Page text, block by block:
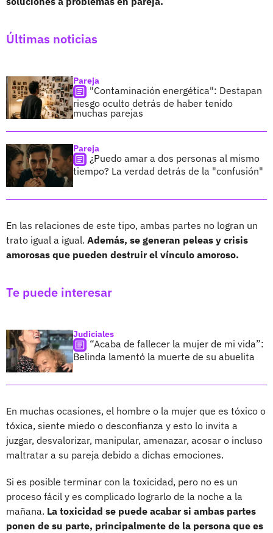
Últimas noticias
Pareja
"Contaminación energética": Destapan
riesgo oculto detrás de haber tenido
muchas parejas
Pareja
¿Puedo amar a dos personas al mismo
tiempo? La verdad detrás de la "confusión"
En las relaciones de este tipo, ambas partes no logran un
trato igual a igual. Además, se generan peleas y crisis
amorosas que pueden destruir el vínculo amoroso.
Te puede interesar
Judiciales
“Acaba de fallecer la mujer de mi vida”:
Belinda lamentó la muerte de su abuelita
En muchas ocasiones, el hombre o la mujer que es tóxico o
tóxica, siente miedo o desconfianza y esto lo invita a
juzgar, desvalorizar, manipular, amenazar, acosar o incluso
maltratar a su pareja debido a dichas emociones.
Si es posible terminar con la toxicidad, pero no es un
proceso fácil y es complicado lograrlo de la noche a la
mañana. La toxicidad se puede acabar si ambas partes
ponen de su parte, principalmente de la persona que es